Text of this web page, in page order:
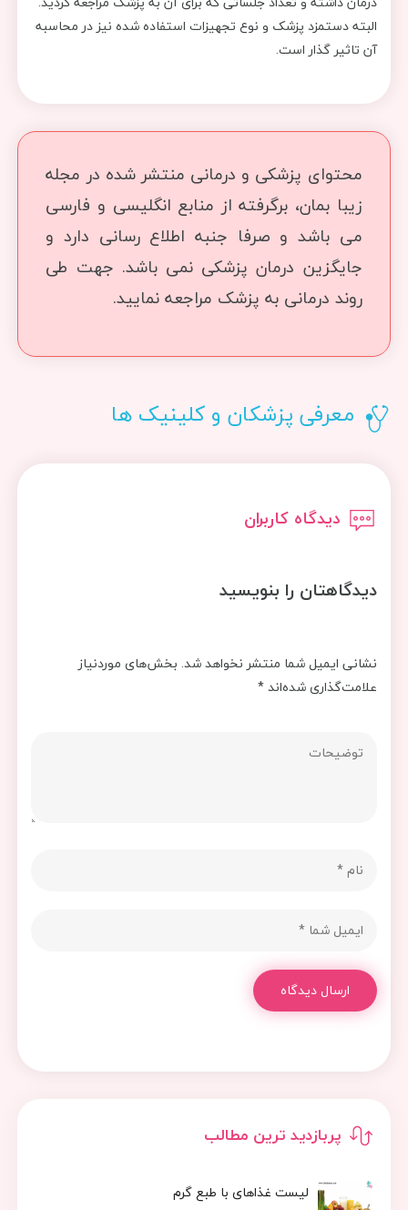
پربازدید ترین مطالب
لیست غذاهای با طبع گرم
البته دستمزد پزشک و نوع تجهیزات استفاده شده نیز در محاسبه
آن تاثیر گذار است.
محتوای پزشکی و درمانی منتشر شده در مجله
زیبا بمان، برگرفته از منابع انگلیسی و فارسی
می باشد و صرفا جنبه اطلاع رسانی دارد و
جایگزین درمان پزشکی نمی باشد. جهت طی
روند درمانی به پزشک مراجعه نمایید.
معرفی پزشکان و کلینیک ها
دیدگاه کاربران
دیدگاهتان را بنویسید
نشانی ایمیل شما منتشر نخواهد شد. بخش‌های موردنیاز
علامت‌گذاری شده‌اند*
ارسال دیدگاه